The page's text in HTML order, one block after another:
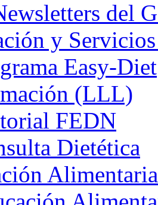
del
y
Easy-Diet
(LLL)
FEDN
Dietética
Alimentaria